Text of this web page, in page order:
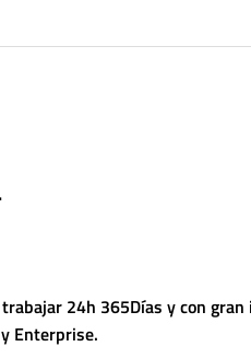
24h 365Días y con
Enterprise.